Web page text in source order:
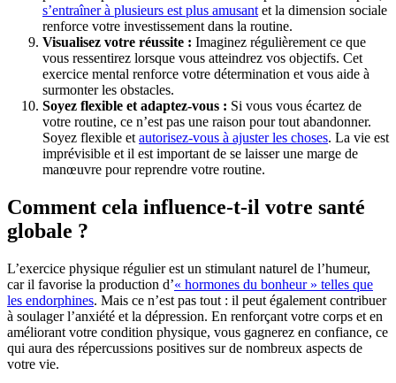
s’entraîner à plusieurs est plus amusant et la dimension sociale
renforce votre investissement dans la routine.
Visualisez votre réussite : Imaginez régulièrement ce que
vous ressentirez lorsque vous atteindrez vos objectifs. Cet
exercice mental renforce votre détermination et vous aide à
surmonter les obstacles.
Soyez flexible et adaptez-vous : Si vous vous écartez de
votre routine, ce n’est pas une raison pour tout abandonner.
Soyez flexible et autorisez-vous à ajuster les choses. La vie est
imprévisible et il est important de se laisser une marge de
manœuvre pour reprendre votre routine.
Comment cela influence-t-il votre santé
globale ?
L’exercice physique régulier est un stimulant naturel de l’humeur,
car il favorise la production d’« hormones du bonheur » telles que
les endorphines. Mais ce n’est pas tout : il peut également contribuer
à soulager l’anxiété et la dépression. En renforçant votre corps et en
améliorant votre condition physique, vous gagnerez en confiance, ce
qui aura des répercussions positives sur de nombreux aspects de
votre vie.